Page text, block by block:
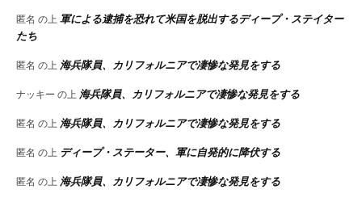
匿名 の上 軍による逮捕を恐れて米国を脱出するディープ・ステイター
たち
匿名 の上 海兵隊員、カリフォルニアで凄惨な発見をする
ナッキー の上 海兵隊員、カリフォルニアで凄惨な発見をする
匿名 の上 海兵隊員、カリフォルニアで凄惨な発見をする
匿名 の上 ディープ・ステーター、軍に自発的に降伏する
匿名 の上 海兵隊員、カリフォルニアで凄惨な発見をする